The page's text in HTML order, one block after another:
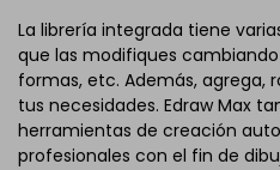
La librería integrada tiene
que las modifiques
formas, etc. Además, agrega,
tus necesidades. Edraw Max
herramientas de creación
profesionales con el fin de